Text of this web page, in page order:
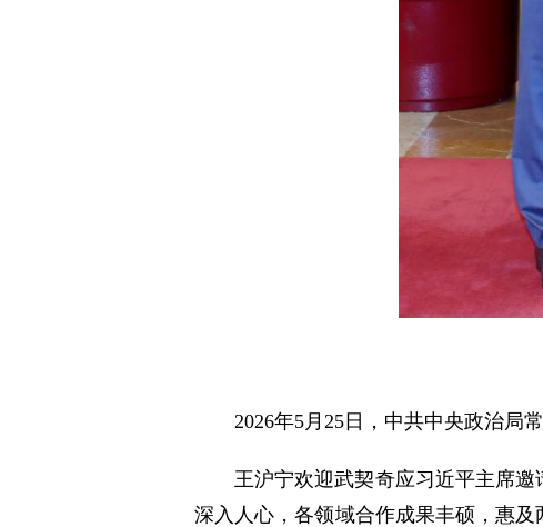
2026年5月25日，中共中央政治局
王沪宁欢迎武契奇应习近平主席
深入人心，各领域合作成果丰硕，惠